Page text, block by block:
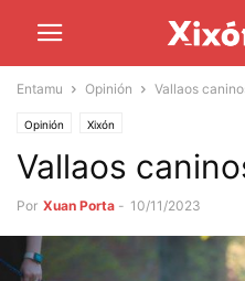
Entamu Opinión Vallaos
Opinión Xixón
Vallaos
Por Xuan Porta - 10/11/2023